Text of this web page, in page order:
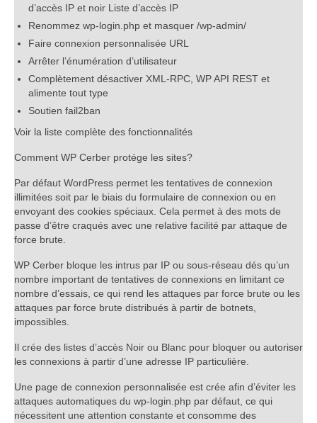
d’accès IP et noir Liste d’accès IP
Renommez wp-login.php et masquer /wp-admin/
Faire connexion personnalisée URL
Arrêter l’énumération d’utilisateur
Complètement désactiver XML-RPC, WP API REST et
alimente tout type
Soutien fail2ban
Voir la liste complète des fonctionnalités
Comment WP Cerber protége les sites?
Par défaut WordPress permet les tentatives de connexion
illimitées soit par le biais du formulaire de connexion ou en
envoyant des cookies spéciaux. Cela permet à des mots de
passe d’être craqués avec une relative facilité par attaque de
force brute.
WP Cerber bloque les intrus par IP ou sous-réseau dés qu’un
nombre important de tentatives de connexions en limitant ce
nombre d’essais, ce qui rend les attaques par force brute ou les
attaques par force brute distribués à partir de botnets,
impossibles.
Il crée des listes d’accès Noir ou Blanc pour bloquer ou autoriser
les connexions à partir d’une adresse IP particulière.
Une page de connexion personnalisée est crée afin d’éviter les
attaques automatiques du wp-login.php par défaut, ce qui
nécessitent une attention constante et consomme des